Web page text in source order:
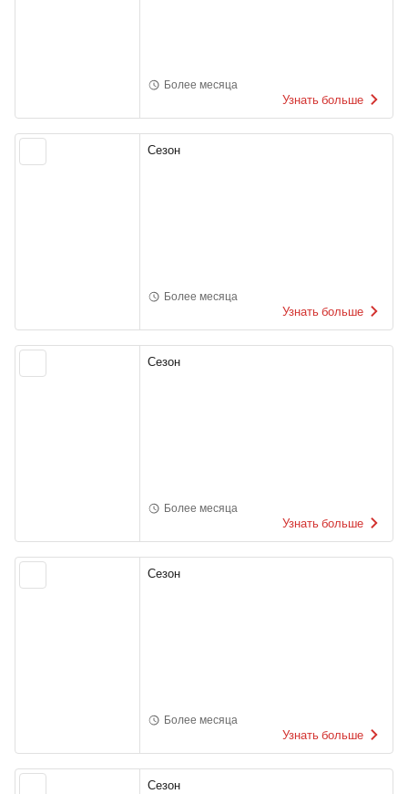
Более месяца
Узнать больше
Сезон
Более месяца
Узнать больше
Сезон
Более месяца
Узнать больше
Сезон
Более месяца
Узнать больше
Сезон